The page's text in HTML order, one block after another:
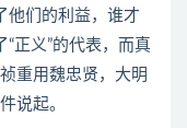
他们的利益，谁才
正义”的代表，而真
重用魏忠贤，大明
说起。